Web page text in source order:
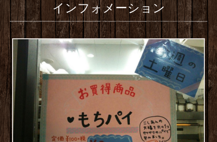
インフォメーション